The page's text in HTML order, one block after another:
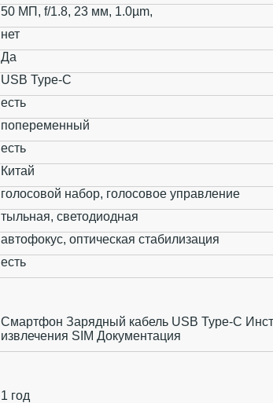
50 МП, f/1.8, 23 мм, 1.0µm,
нет
Да
USB Type-C
есть
попеременный
есть
Китай
голосовой набор, голосовое управление
тыльная, светодиодная
автофокус, оптическая стабилизация
есть
Смартфон Зарядный кабель USB Type-C
извлечения SIM Документация
1 год